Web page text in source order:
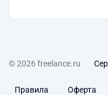
© 2026 freelance.ru
Правила Оферта